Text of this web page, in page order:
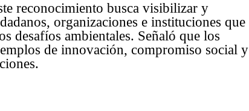
reconocimiento busca visibilizar y
organizaciones e instituciones que
desafíos ambientales. Señaló que los
de innovación, compromiso social y